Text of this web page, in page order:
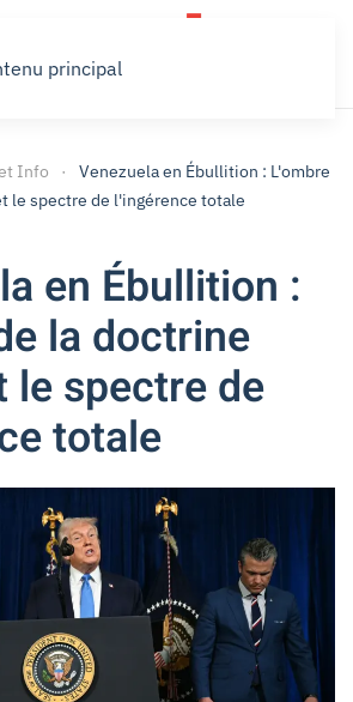
principal
Info
Venezuela en Ébullition : L'ombre
le spectre de l'ingérence totale
en Ébullition :
la doctrine
le spectre de
totale